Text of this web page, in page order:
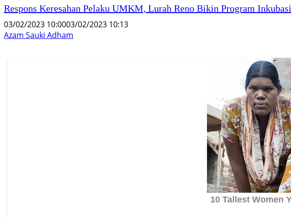
Respons Keresahan Pelaku UMKM, Lurah Reno Bikin Program Inkubasi
03/02/2023 10:0003/02/2023 10:13
Azam Sauki Adham